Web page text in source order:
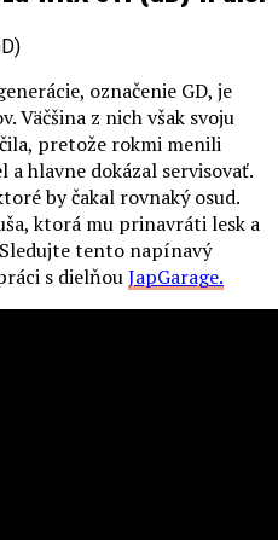
označenie GD, je
Väčšina z nich však svoju
pretože rokmi menili
a hlavne dokázal servisovať.
by čakal rovnaký osud.
ktorá mu prinavráti lesk a
tento napínavý
s dielňouJapGarage.